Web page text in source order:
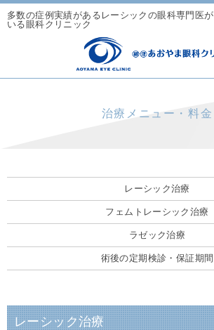
多数の症例実績があるレーシックの眼科専門医が
いる眼科クリニック
治療メニュー・料金
レーシック治療
フェムトレーシック治療
ラゼック治療
術後の定期検診・保証期間
レーシック治療